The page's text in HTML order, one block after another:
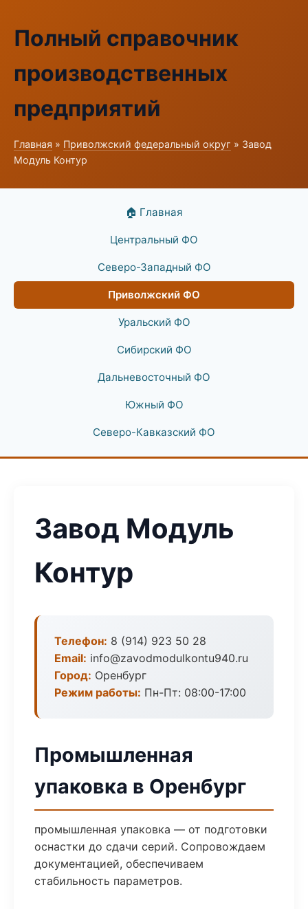
Полный справочник
производственных
предприятий
Главная » Приволжский федеральный округ » Завод
Модуль Контур
🏠 Главная
Центральный ФО
Северо-Западный ФО
Приволжский ФО
Уральский ФО
Сибирский ФО
Дальневосточный ФО
Южный ФО
Северо-Кавказский ФО
Завод Модуль
Контур
Телефон: 8 (914) 923 50 28
Email: info@zavodmodulkontu940.ru
Город: Оренбург
Режим работы: Пн-Пт: 08:00-17:00
Промышленная
упаковка в Оренбург
промышленная упаковка — от подготовки
оснастки до сдачи серий. Сопровождаем
документацией, обеспечиваем
стабильность параметров.